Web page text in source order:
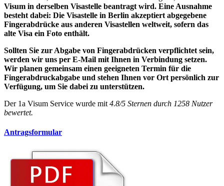
Visum in derselben Visastelle beantragt wird. Eine Ausnahme
besteht dabei: Die Visastelle in Berlin akzeptiert abgegebene
Fingerabdrücke aus anderen Visastellen weltweit, sofern das
alte Visa ein Foto enthält.
Sollten Sie zur Abgabe von Fingerabdrücken verpflichtet sein,
werden wir uns per E-Mail mit Ihnen in Verbindung setzen.
Wir planen gemeinsam einen geeigneten Termin für die
Fingerabdruckabgabe und stehen Ihnen vor Ort persönlich zur
Verfügung, um Sie dabei zu unterstützen.
Der 1a Visum Service wurde mit 4.8/5 Sternen durch 1258 Nutzer
bewertet.
Antragsformular